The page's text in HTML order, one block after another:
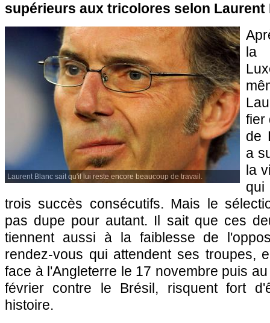
supérieurs aux tricolores selon Laurent
Laurent Blanc sait qu'il lui reste encore beaucoup de travail.
la
fier
de
a
la
qui
trois succès consécutifs. Mais le
pas dupe pour autant. Il sait que ces
tiennent aussi à la faiblesse de
rendez-vous qui attendent ses troupes,
face à l'Angleterre le 17 novembre puis
février contre le Brésil, risquent fort
histoire.